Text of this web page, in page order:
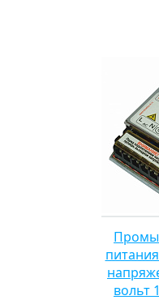
вольт